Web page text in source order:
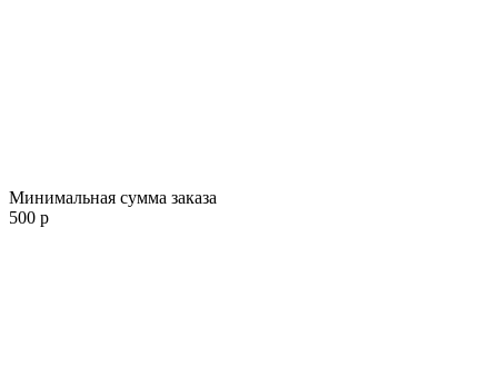
Минимальная сумма заказа
500 р